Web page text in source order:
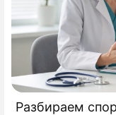
Разбираем